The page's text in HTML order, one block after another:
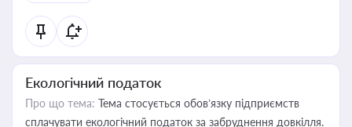
Екологічний податок
Про що тема: Тема стосується обов’язку підприємств
сплачувати екологічний податок за забруднення довкілля.